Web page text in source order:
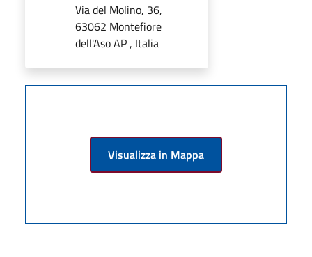
Via del Molino, 36,
63062 Montefiore
dell'Aso AP , Italia
Visualizza in Mappa